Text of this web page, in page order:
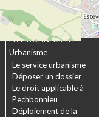
URBANISME &
ENVIRONNEMENT
Urbanisme
Le service urbanisme
Déposer un dossier
Le droit applicable à
Pechbonnieu
Déploiement de la